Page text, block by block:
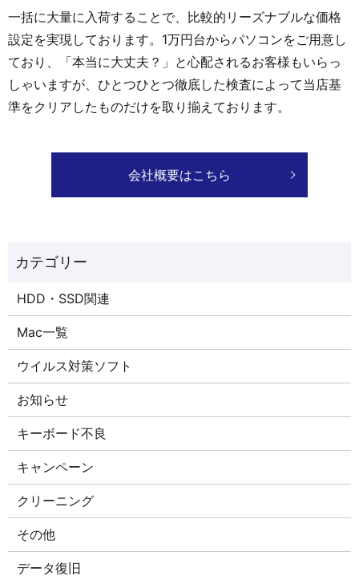
一括に大量に入荷することで、比較的リーズナブルな価格
設定を実現しております。1万円台からパソコンをご用意し
ており、「本当に大丈夫？」と心配されるお客様もいらっ
しゃいますが、ひとつひとつ徹底した検査によって当店基
準をクリアしたものだけを取り揃えております。
会社概要はこちら
HDD・SSD関連
Mac一覧
ウイルス対策ソフト
お知らせ
キーボード不良
キャンペーン
クリーニング
その他
データ復旧